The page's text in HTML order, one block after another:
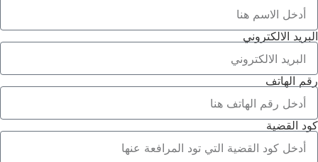
البريد الالكتروني
رقم الهاتف
كود القضية